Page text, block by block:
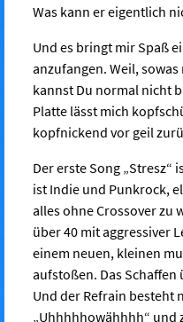
Was kann er eigentlich
Und es bringt mir Spaß
anzufangen. Weil,
kannst Du normal nicht
Platte lässt mich
kopfnickend vor geil
Der erste Song „Stresz“
ist Indie und Punkrock,
alles ohne Crossover zu
über 40 mit aggressiver
einem neuen, kleinen
aufstoßen. Das
Und der Refrain besteht
„Uhhhhhowähhhh“ und